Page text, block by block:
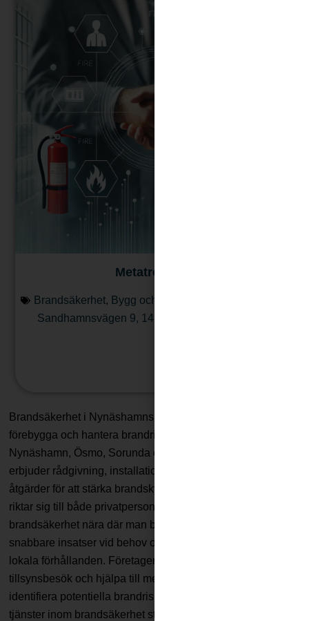
Metatron Fire
Brandsäkerhet, Bygg och Fastighet
Sandhamnsvägen 9, 149 51
Brandsäkerhet i Nynäshamns kommun handlar om att
förebygga och hantera brandrisker. I områden som
Nynäshamn, Ösmo, Sorunda och Torö finns företag som
erbjuder rådgivning, installation av utrustning och andra
åtgärder för att stärka brandskyddet. Dessa verksamheter
riktar sig till både privatpersoner och företag. Tillgång till
brandsäkerhet nära där man bor eller verkar kan bidra till
snabbare insatser vid behov och en bättre förståelse för
lokala förhållanden. Företagen kan också ge stöd inför
tillsynsbesök och hjälpa till med riskanalyser för att
identifiera potentiella brandrisker. Genom att välja lokala
tjänster inom brandsäkerhet stödjer man det lokala